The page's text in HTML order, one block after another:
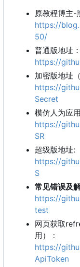
原教程博主-
https://
50/
普通版地址：
https://
加密版地址
https://
Secret
模仿人为应
https://
SR
超级版地址:
https://
S
常见错误及
https://
test
网页获取
用）：
https://
ApiToken